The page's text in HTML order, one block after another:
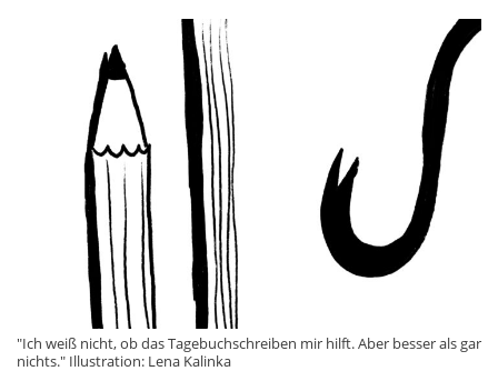
"Ich weiß nicht, ob das Tagebuchschreiben mir hilft. Aber besser als gar
nichts." Illustration: Lena Kalinka